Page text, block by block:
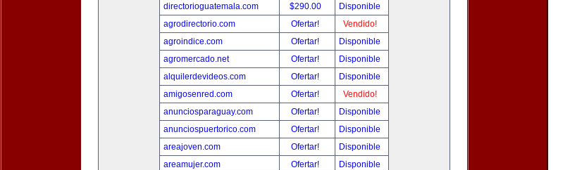
directorioguatemala.com
$290.00
Disponible
agrodirectorio.com
Ofertar!
Vendido!
agroindice.com
Ofertar!
Disponible
agromercado.net
Ofertar!
Disponible
alquilerdevideos.com
Ofertar!
Disponible
amigosenred.com
Ofertar!
Vendido!
anunciosparaguay.com
Ofertar!
Disponible
anunciospuertorico.com
Ofertar!
Disponible
areajoven.com
Ofertar!
Disponible
areamujer.com
Ofertar!
Disponible